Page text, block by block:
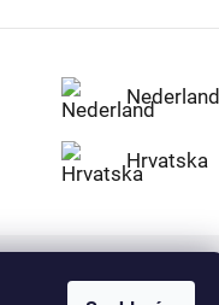
Nederland
Hrvatska